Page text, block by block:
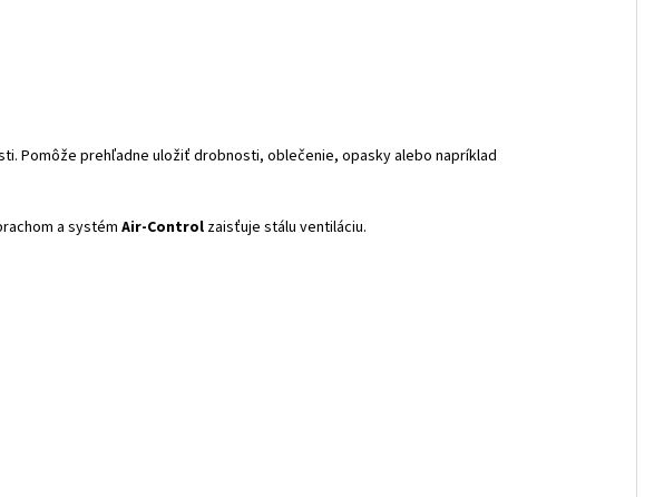
Pomôže prehľadne uložiť drobnosti, oblečenie, opasky alebo napríklad
a systém Air-Control zaisťuje stálu ventiláciu.